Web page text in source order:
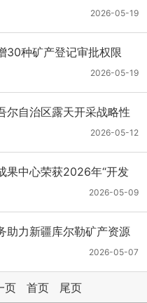
2026-05-19
30种矿产登记审批权限
2026-05-19
尔自治区露天开采战略性
批管理办法（试行）》的
〕1号
2026-05-12
果中心荣获2026年“开发
2026-05-09
助力新疆库尔勒矿产资源
2026-05-07
页 首页 尾页